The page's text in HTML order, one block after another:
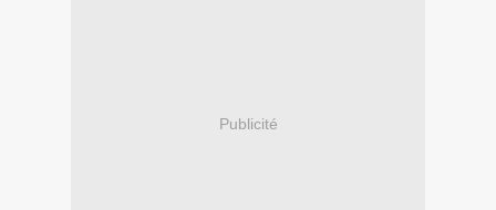
Publicité